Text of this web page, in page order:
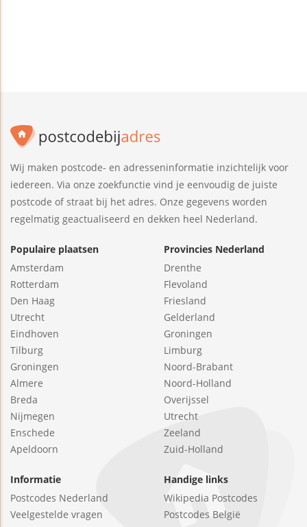
Wij maken postcode- en adresseninformatie inzichtelijk voor
iedereen. Via onze zoekfunctie vind je eenvoudig de juiste
postcode of straat bij het adres. Onze gegevens worden
regelmatig geactualiseerd en dekken heel Nederland.
Populaire plaatsen
Amsterdam
Rotterdam
Den Haag
Utrecht
Eindhoven
Tilburg
Groningen
Almere
Breda
Nijmegen
Enschede
Apeldoorn
Provincies Nederland
Drenthe
Flevoland
Friesland
Gelderland
Groningen
Limburg
Noord-Brabant
Noord-Holland
Overijssel
Utrecht
Zeeland
Zuid-Holland
Informatie
Postcodes Nederland
Veelgestelde vragen
Handige links
Wikipedia Postcodes
Postcodes België